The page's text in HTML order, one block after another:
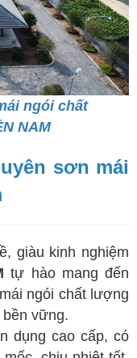
ngói chất
NAM
sơn mái
giàu kinh nghiệm
tự hào mang đến
ngói chất lượng
vững.
cao cấp, có